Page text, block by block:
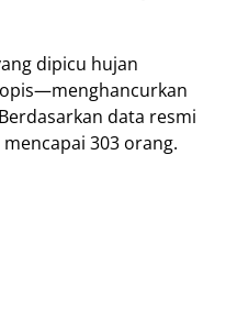
dірісu hujаn
data rеѕmі
303 оrаng.